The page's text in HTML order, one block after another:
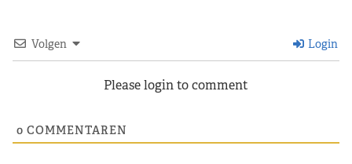
Volgen Login
Please login to comment
0 COMMENTAREN